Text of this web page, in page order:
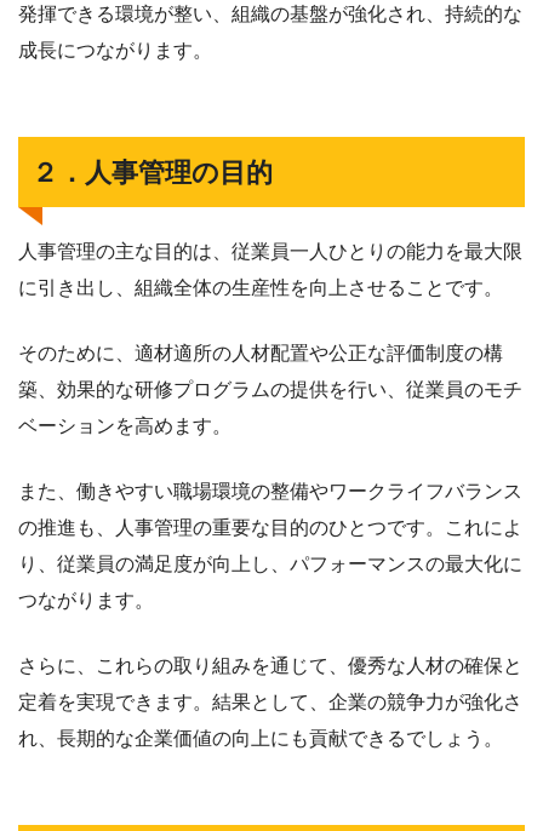
発揮できる環境が整い、組織の基盤が強化され、持続的な
成長につながります。
２．人事管理の目的
人事管理の主な目的は、従業員一人ひとりの能力を最大限
に引き出し、組織全体の生産性を向上させることです。
そのために、適材適所の人材配置や公正な評価制度の構
築、効果的な研修プログラムの提供を行い、従業員のモチ
ベーションを高めます。
また、働きやすい職場環境の整備やワークライフバランス
の推進も、人事管理の重要な目的のひとつです。これによ
り、従業員の満足度が向上し、パフォーマンスの最大化に
つながります。
さらに、これらの取り組みを通じて、優秀な人材の確保と
定着を実現できます。結果として、企業の競争力が強化さ
れ、長期的な企業価値の向上にも貢献できるでしょう。